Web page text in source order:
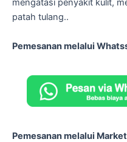
mengatasi penyakit kulit,
patah tulang..
Pemesanan melalui
Pemesanan melalui